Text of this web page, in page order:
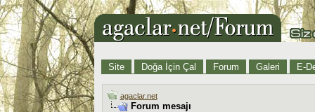
Site Doğa İçin Çal Forum Galeri E-
agaclar.net
Forum mesajı